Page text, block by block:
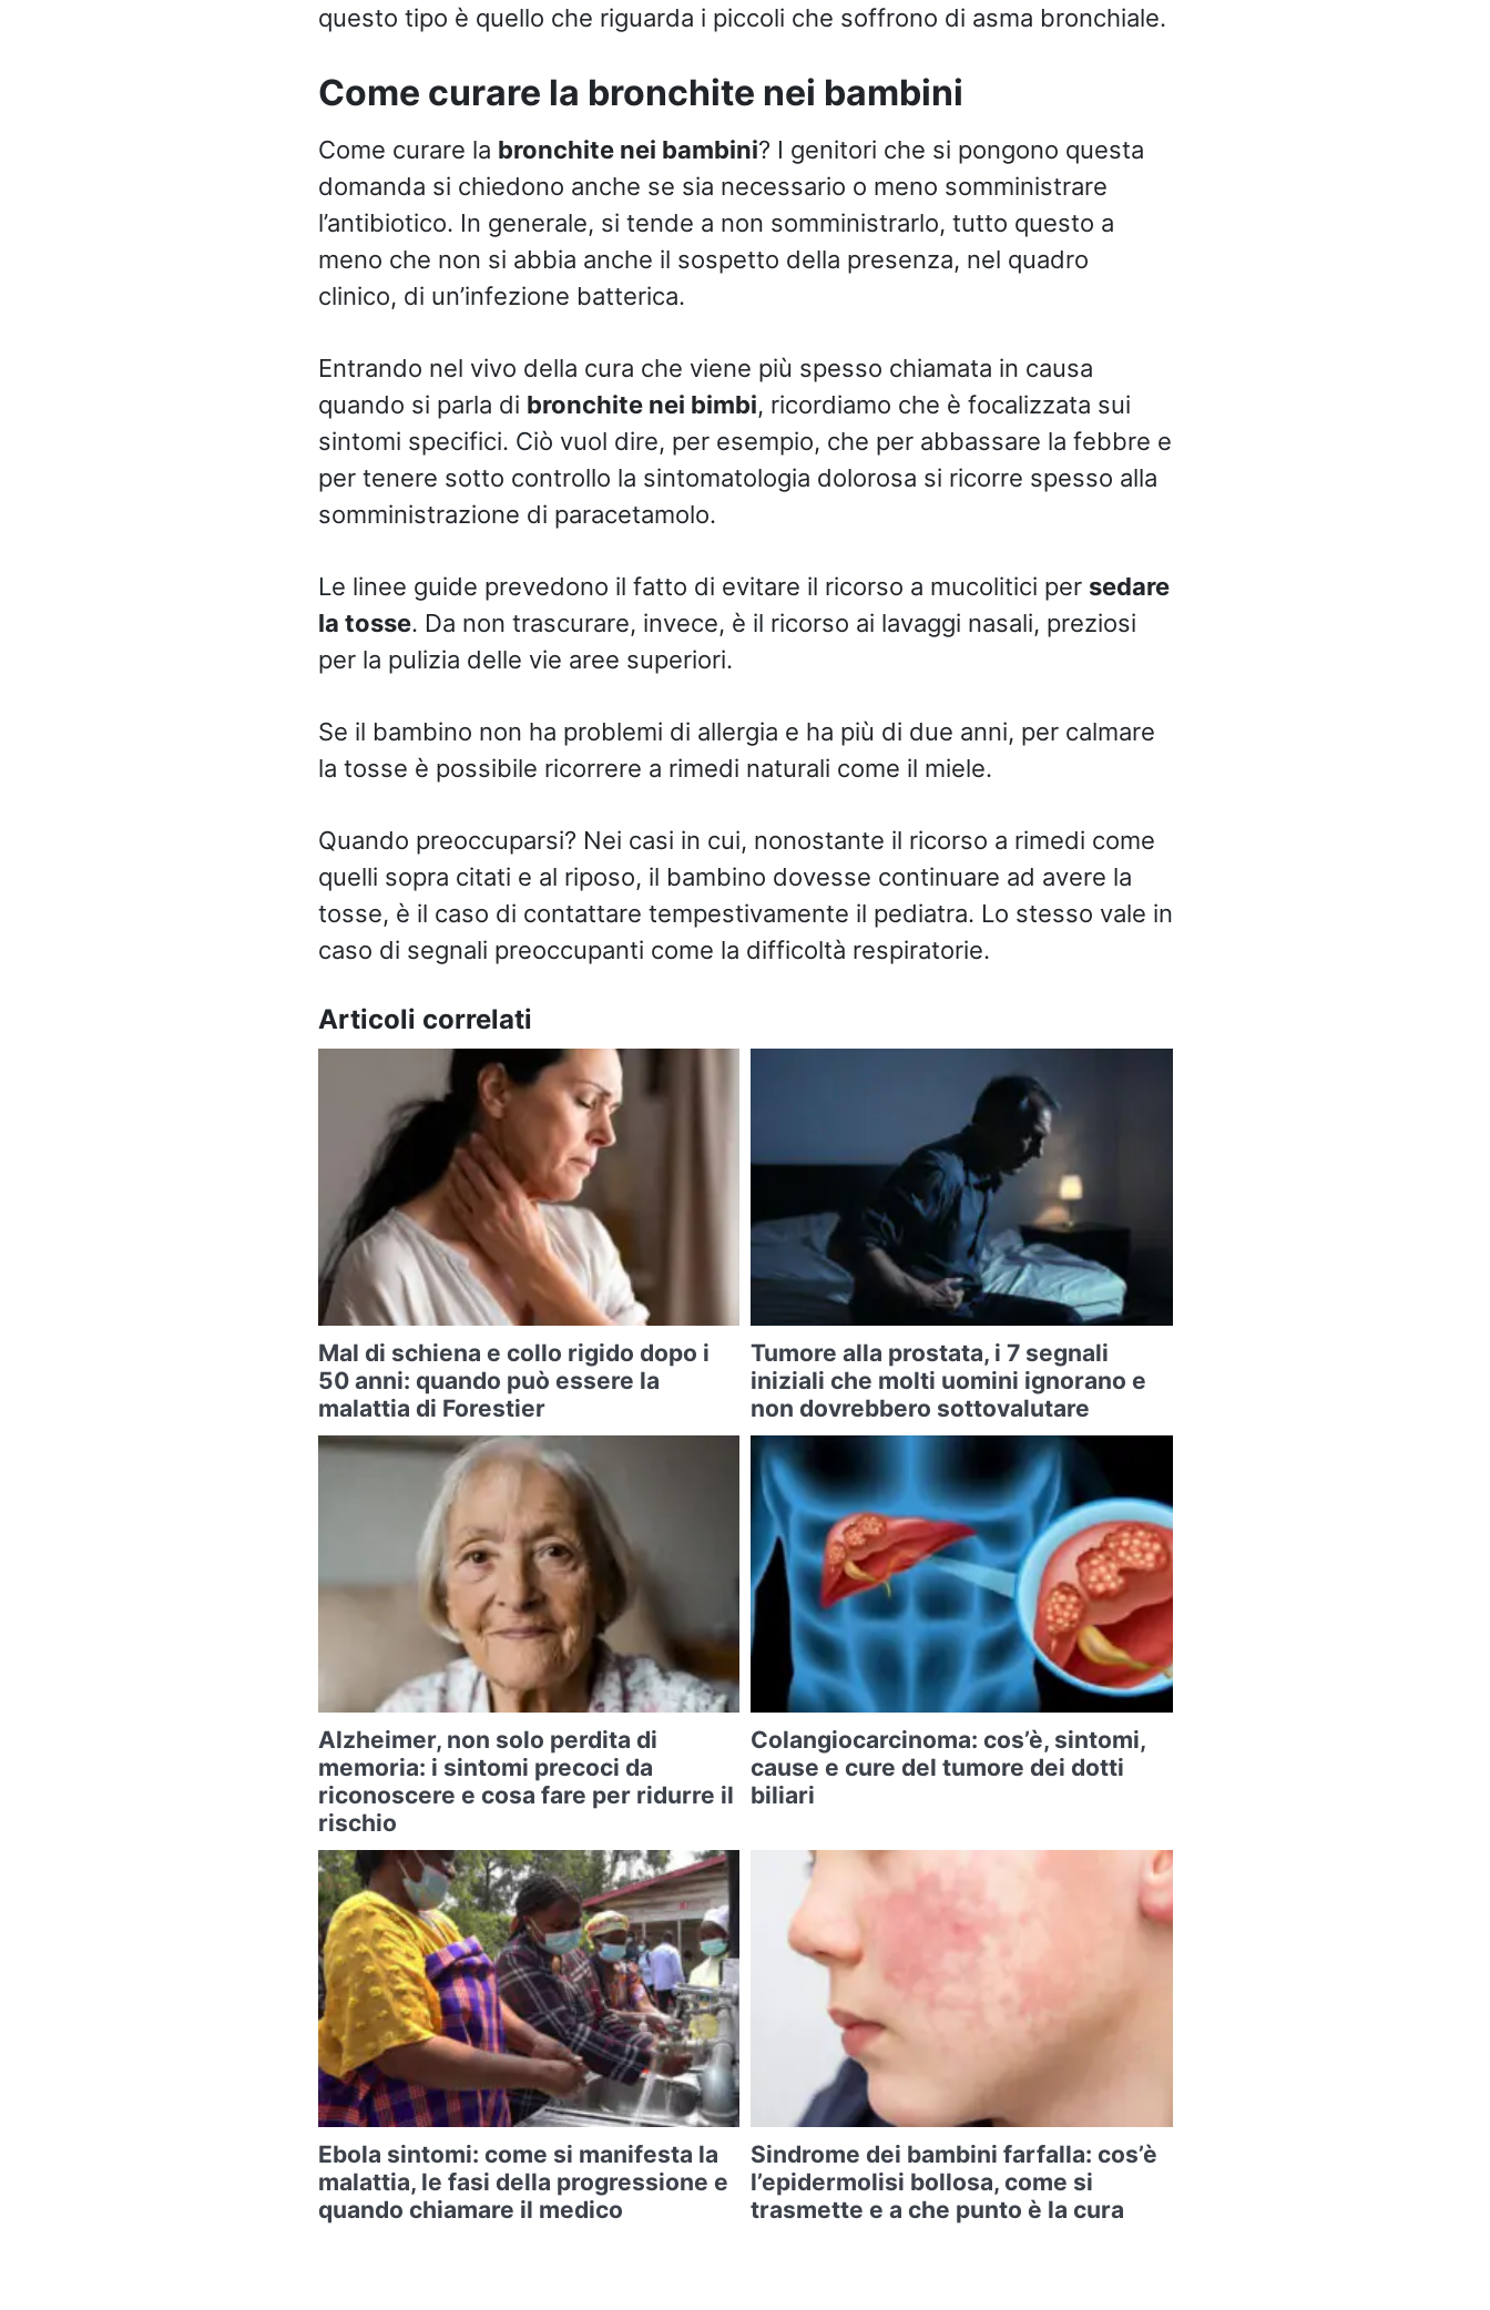
questo tipo è quello che riguarda i piccoli che soffrono di asma bronchiale.
Come curare la bronchite nei bambini
Come curare la bronchite nei bambini? I genitori che si pongono questa
domanda si chiedono anche se sia necessario o meno somministrare
l’antibiotico. In generale, si tende a non somministrarlo, tutto questo a
meno che non si abbia anche il sospetto della presenza, nel quadro
clinico, di un’infezione batterica.
Entrando nel vivo della cura che viene più spesso chiamata in causa
quando si parla di bronchite nei bimbi, ricordiamo che è focalizzata sui
sintomi specifici. Ciò vuol dire, per esempio, che per abbassare la febbre e
per tenere sotto controllo la sintomatologia dolorosa si ricorre spesso alla
somministrazione di paracetamolo.
Le linee guide prevedono il fatto di evitare il ricorso a mucolitici per sedare
la tosse. Da non trascurare, invece, è il ricorso ai lavaggi nasali, preziosi
per la pulizia delle vie aree superiori.
Se il bambino non ha problemi di allergia e ha più di due anni, per calmare
la tosse è possibile ricorrere a rimedi naturali come il miele.
Quando preoccuparsi? Nei casi in cui, nonostante il ricorso a rimedi come
quelli sopra citati e al riposo, il bambino dovesse continuare ad avere la
tosse, è il caso di contattare tempestivamente il pediatra. Lo stesso vale in
caso di segnali preoccupanti come la difficoltà respiratorie.
Articoli correlati
Mal di schiena e collo rigido dopo i
50 anni: quando può essere la
malattia di Forestier
Tumore alla prostata, i 7 segnali
iniziali che molti uomini ignorano e
non dovrebbero sottovalutare
Alzheimer, non solo perdita di
memoria: i sintomi precoci da
riconoscere e cosa fare per ridurre il
rischio
Colangiocarcinoma: cos’è, sintomi,
cause e cure del tumore dei dotti
biliari
Ebola sintomi: come si manifesta la
malattia, le fasi della progressione e
quando chiamare il medico
Sindrome dei bambini farfalla: cos’è
l’epidermolisi bollosa, come si
trasmette e a che punto è la cura